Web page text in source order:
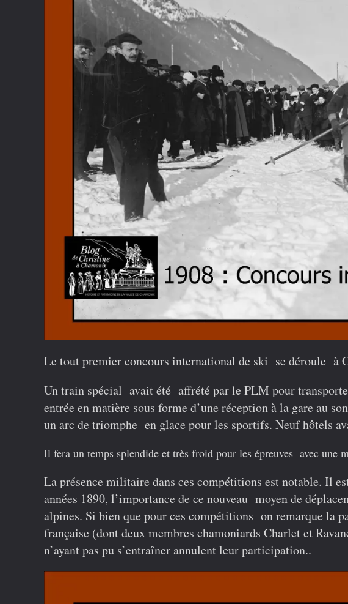
Le tout premier concours international de ski se déroule à
Un train spécial avait été affrété par le PLM pour
entrée en matière sous forme d’une réception à la gare au
un arc de triomphe en glace pour les sportifs. Neuf hôtels
Il fera un temps splendide et très froid pour les épreuves avec une
La présence militaire dans ces compétitions est notable. Il
années 1890, l’importance de ce nouveau moyen de
alpines. Si bien que pour ces compétitions on remarque
française (dont deux membres chamoniards Charlet et
n’ayant pas pu s’entraîner annulent leur participation..